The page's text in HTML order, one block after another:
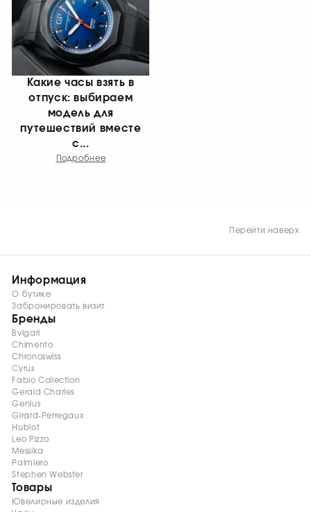
Какие часы взять в
отпуск: выбираем
модель для
путешествий вместе
с...
Подробнее
Перейти наверх
Информация
О бутике
Забронировать визит
Бренды
Bvlgari
Chimento
Chronoswiss
Cyrus
Fabio Collection
Gerald Charles
Genius
Girard-Perregaux
Hublot
Leo Pizzo
Messika
Palmiero
Stephen Webster
Товары
Ювелирные изделия